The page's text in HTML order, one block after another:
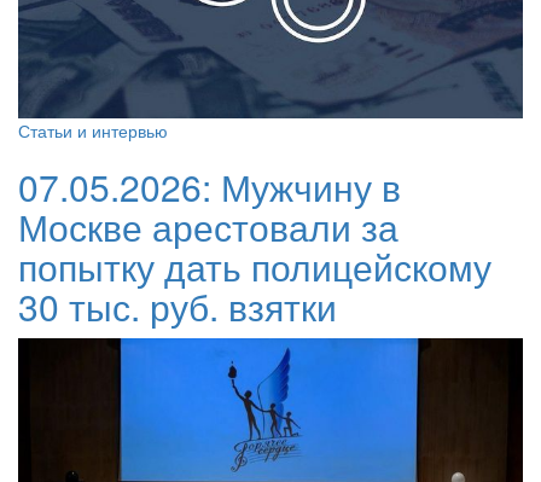
Статьи и интервью
07.05.2026: Мужчину в
Москве арестовали за
попытку дать полицейскому
30 тыс. руб. взятки